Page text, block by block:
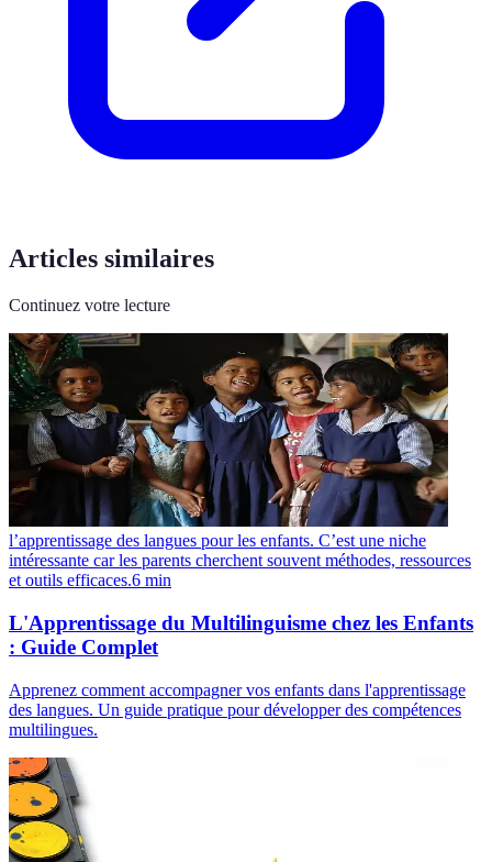
Articles similaires
Continuez votre lecture
l’apprentissage des langues pour les enfants. C’est une niche
intéressante car les parents cherchent souvent méthodes, ressources
et outils efficaces.6 min
L'Apprentissage du Multilinguisme chez les Enfants
: Guide Complet
Apprenez comment accompagner vos enfants dans l'apprentissage
des langues. Un guide pratique pour développer des compétences
multilingues.